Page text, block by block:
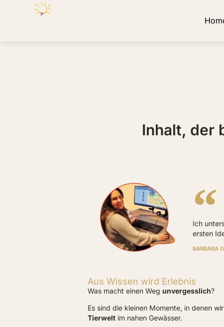
Inhalt, der
Ich
ersten
BARBARA
Aus Wissen wird Erlebnis
Was macht einen Weg unvergesslich?
Es sind die kleinen Momente, in denen
Tierweltim nahen Gewässer.